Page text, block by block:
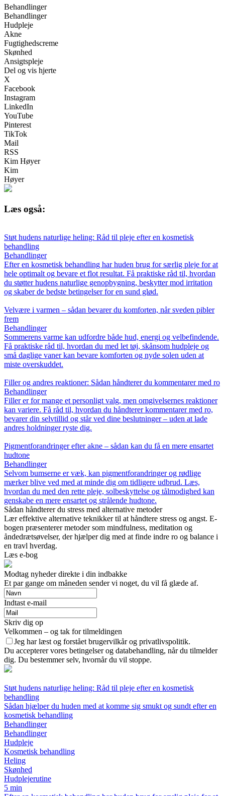
Behandlinger
Behandlinger
Hudpleje
Akne
Fugtighedscreme
Skønhed
Ansigtspleje
Del og vis hjerte
X
Facebook
Instagram
LinkedIn
YouTube
Pinterest
TikTok
Mail
RSS
Kim Høyer
Kim
Høyer
Læs også:
Støt hudens naturlige heling: Råd til pleje efter en kosmetisk
behandling
Behandlinger
Efter en kosmetisk behandling har huden brug for særlig pleje for at
hele optimalt og bevare et flot resultat. Få praktiske råd til, hvordan
du støtter hudens naturlige genopbygning, beskytter mod irritation
og skaber de bedste betingelser for en sund glød.
Velvære i varmen – sådan bevarer du komforten, når sveden pibler
frem
Behandlinger
Sommerens varme kan udfordre både hud, energi og velbefindende.
Få praktiske råd til, hvordan du med let tøj, skånsom hudpleje og
små daglige vaner kan bevare komforten og nyde solen uden at
miste overskuddet.
Filler og andres reaktioner: Sådan håndterer du kommentarer med ro
Behandlinger
Filler er for mange et personligt valg, men omgivelsernes reaktioner
kan variere. Få råd til, hvordan du håndterer kommentarer med ro,
bevarer din selvtillid og står ved dine beslutninger – uden at lade
andres holdninger ryste dig.
Pigmentforandringer efter akne – sådan kan du få en mere ensartet
hudtone
Behandlinger
Selvom bumserne er væk, kan pigmentforandringer og rødlige
mærker blive ved med at minde dig om tidligere udbrud. Læs,
hvordan du med den rette pleje, solbeskyttelse og tålmodighed kan
genskabe en mere ensartet og strålende hudtone.
Sådan håndterer du stress med alternative metoder
Lær effektive alternative teknikker til at håndtere stress og angst. E-
bogen præsenterer metoder som mindfulness, meditation og
åndedrætsøvelser, der hjælper dig med at finde indre ro og balance i
en travl hverdag.
Læs e-bog
Modtag nyheder direkte i din indbakke
Et par gange om måneden sender vi noget, du vil få glæde af.
Indtast e-mail
Skriv dig op
Velkommen – og tak for tilmeldingen
Jeg har læst og forstået brugervilkår og privatlivspolitik.
Du accepterer vores betingelser og databehandling, når du tilmelder
dig. Du bestemmer selv, hvornår du vil stoppe.
Støt hudens naturlige heling: Råd til pleje efter en kosmetisk
behandling
Sådan hjælper du huden med at komme sig smukt og sundt efter en
kosmetisk behandling
Behandlinger
Behandlinger
Hudpleje
Kosmetisk behandling
Heling
Skønhed
Hudplejerutine
5 min